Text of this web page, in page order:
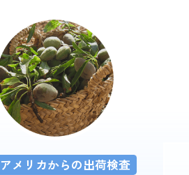
アメリカからの出荷検査